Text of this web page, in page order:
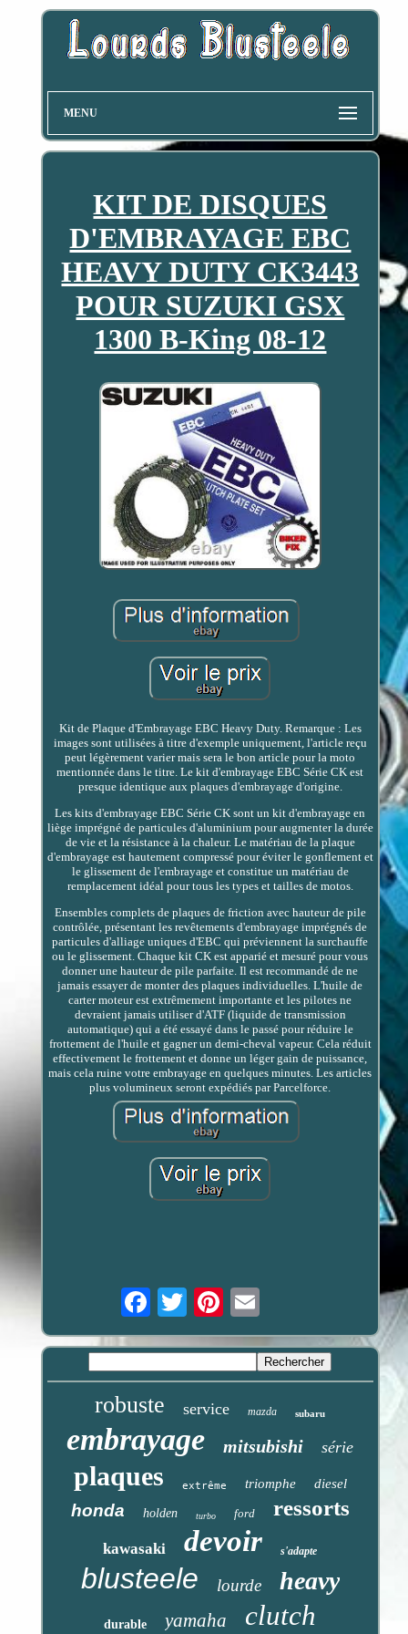
MENU
KIT DE DISQUES
D'EMBRAYAGE EBC
HEAVY DUTY CK3443
POUR SUZUKI GSX
1300 B-King 08-12
Kit de Plaque d'Embrayage EBC Heavy Duty. Remarque : Les
images sont utilisées à titre d'exemple uniquement, l'article reçu
peut légèrement varier mais sera le bon article pour la moto
mentionnée dans le titre. Le kit d'embrayage EBC Série CK est
presque identique aux plaques d'embrayage d'origine.
Les kits d'embrayage EBC Série CK sont un kit d'embrayage en
liège imprégné de particules d'aluminium pour augmenter la durée
de vie et la résistance à la chaleur. Le matériau de la plaque
d'embrayage est hautement compressé pour éviter le gonflement et
le glissement de l'embrayage et constitue un matériau de
remplacement idéal pour tous les types et tailles de motos.
Ensembles complets de plaques de friction avec hauteur de pile
contrôlée, présentant les revêtements d'embrayage imprégnés de
particules d'alliage uniques d'EBC qui préviennent la surchauffe
ou le glissement. Chaque kit CK est apparié et mesuré pour vous
donner une hauteur de pile parfaite. Il est recommandé de ne
jamais essayer de monter des plaques individuelles. L'huile de
carter moteur est extrêmement importante et les pilotes ne
devraient jamais utiliser d'ATF (liquide de transmission
automatique) qui a été essayé dans le passé pour réduire le
frottement de l'huile et gagner un demi-cheval vapeur. Cela réduit
effectivement le frottement et donne un léger gain de puissance,
mais cela ruine votre embrayage en quelques minutes. Les articles
plus volumineux seront expédiés par Parcelforce.
Email
robuste service mazda subaru
embrayage mitsubishi série
plaques extrême triomphe diesel
honda holden turbo ford ressorts
kawasaki devoir s'adapte
blusteele lourde heavy
durable yamaha clutch